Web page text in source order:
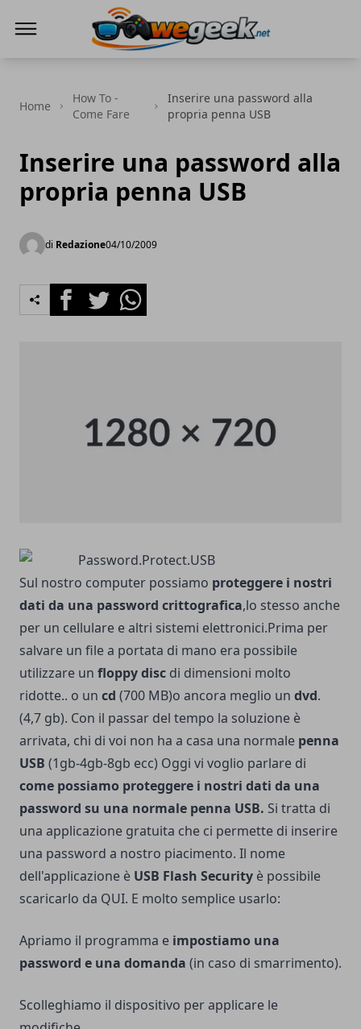
Home
How To -
Come Fare
Inserire una password alla
propria penna USB
Inserire una password alla
propria penna USB
di Redazione04/10/2009
FacebookTwitterWhatsapp
Sul nostro computer possiamo proteggere i nostri
dati da una password crittografica,lo stesso anche
per un cellulare e altri sistemi elettronici.Prima per
salvare un file a portata di mano era possibile
utilizzare un floppy disc di dimensioni molto
ridotte.. o un cd (700 MB)o ancora meglio un dvd.
(4,7 gb). Con il passar del tempo la soluzione è
arrivata, chi di voi non ha a casa una normale penna
USB (1gb-4gb-8gb ecc) Oggi vi voglio parlare di
come possiamo proteggere i nostri dati da una
password su una normale penna USB. Si tratta di
una applicazione gratuita che ci permette di inserire
una password a nostro piacimento. Il nome
dell'applicazione è USB Flash Security è possibile
scaricarlo da QUI. E molto semplice usarlo:
Apriamo il programma e impostiamo una
password e una domanda (in caso di smarrimento).
Scolleghiamo il dispositivo per applicare le